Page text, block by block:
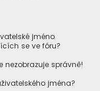
jméno
se ve fóru?
nezobrazuje správně!
jména?